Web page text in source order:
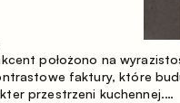
położono na
faktury, które
przestrzeni kuchennej.